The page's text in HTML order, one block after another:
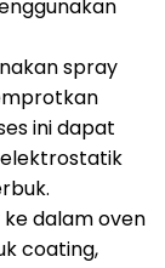
spray
ini dapat
dalam oven
coating,